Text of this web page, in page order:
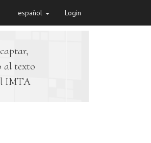
español Login
al texto
IMTA